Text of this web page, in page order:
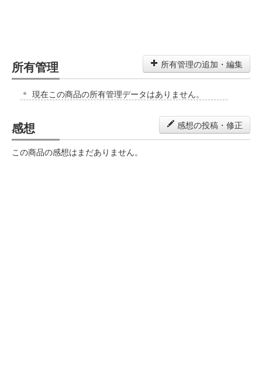
所有管理 所有管理の追加・編集
現在この商品の所有管理データはありません。
感想 感想の投稿・修正
この商品の感想はまだありません。